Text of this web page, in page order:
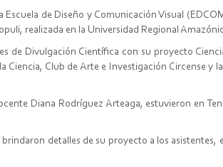
de Diseño y Comunicación Visual
realizada en la Universidad Regional
de Divulgación Científica con su proyecto
Ciencia, Club de Arte e Investigación Circense
Diana Rodríguez Arteaga, estuvieron en
detalles de su proyecto a los